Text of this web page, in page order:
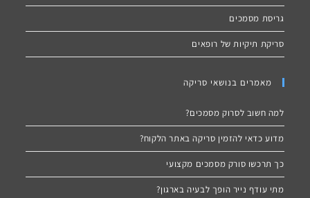
גריסת מסמכים
סריקת תיקיות של רופאים
מאמרים בנושאי סריקה
למה חשוב לסרוק מסמכים?
מדוע כדאי להזמין סריקה באתר הלקוח?
כך תרכשו סורק מסמכים מקצועי
מתי עודף נייר הופך לבעיה בארגון?